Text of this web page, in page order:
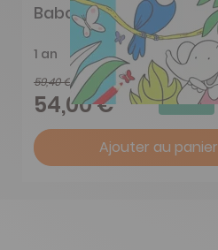
Babar
1 an
59,40 €
54,00 € -9%
Ajouter au panier